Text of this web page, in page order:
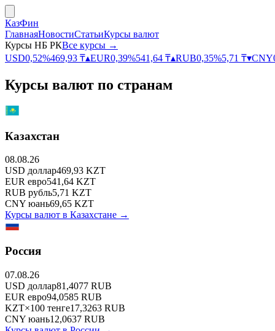
КазФин
ГлавнаяНовостиСтатьиКурсы валют
Курсы НБ РКВсе курсы →
USD0,52%469,93 ₸▴EUR0,39%541,64 ₸▴RUB0,35%5,71 ₸▾CNY
Курсы валют по странам
Казахстан
08.08.26
USD доллар469,93 KZT
EUR евро541,64 KZT
RUB рубль5,71 KZT
CNY юань69,65 KZT
Курсы валют в Казахстане →
Россия
07.08.26
USD доллар81,4077 RUB
EUR евро94,0585 RUB
KZT×100 тенге17,3263 RUB
CNY юань12,0637 RUB